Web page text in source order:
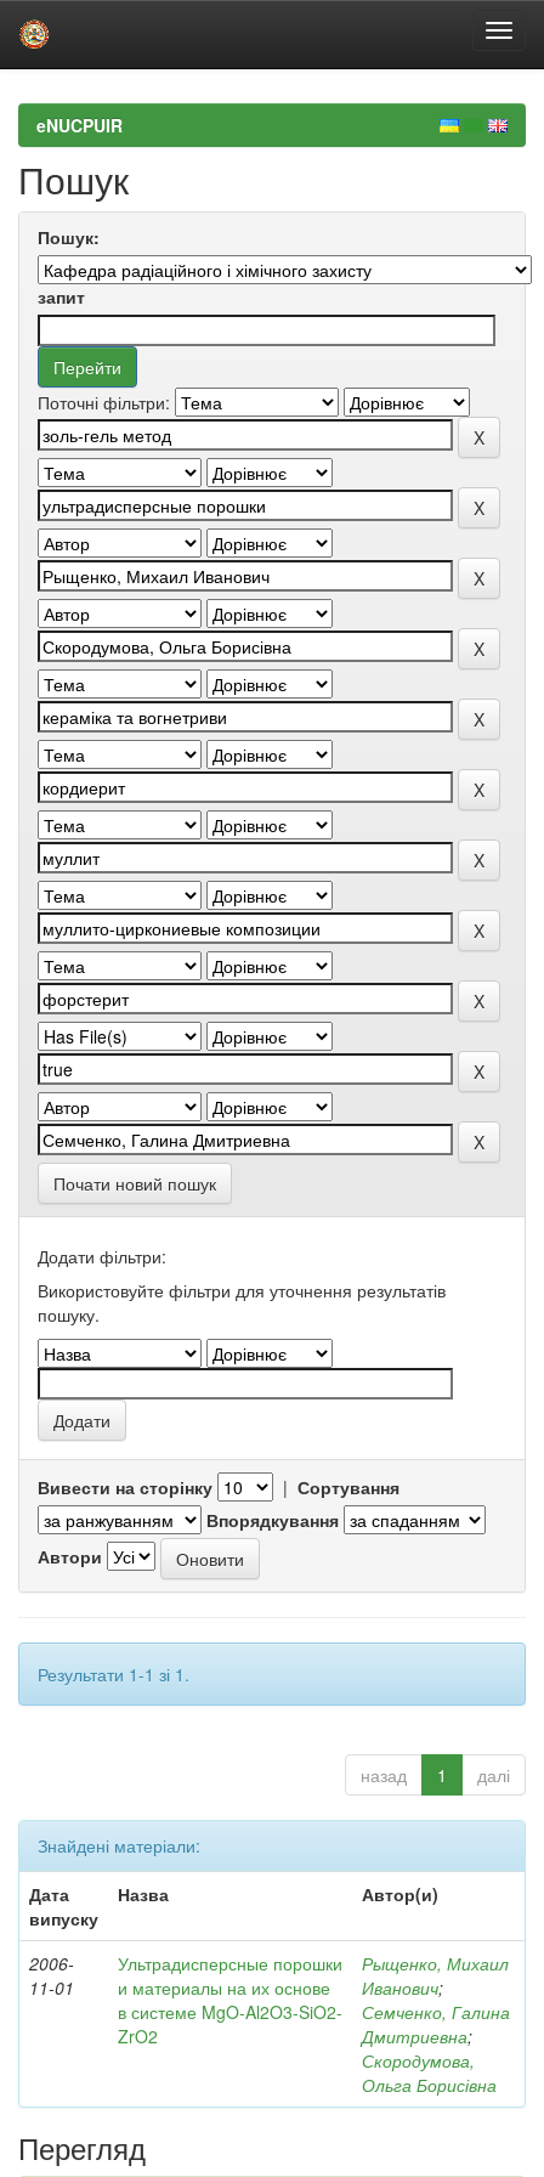
navigationeNUCPUIR
Пошук
Пошук:
запит
Поточні фільтри:
Почати новий пошук
Додати фільтри:
Використовуйте фільтри для уточнення результатів
пошуку.
Вивести на сторінку | Сортування
Впорядкування
Автори
Результати 1-1 зі 1.
назад 1 далі
Знайдені матеріали:
Дата
випуску
Назва Автор(и)
2006-
11-01
Ультрадисперсные порошки
и материалы на их основе
в системе MgO-Al2O3-SiO2-
ZrO2
Рыщенко, Михаил
Иванович;
Семченко, Галина
Дмитриевна;
Скородумова,
Ольга Борисівна
Перегляд